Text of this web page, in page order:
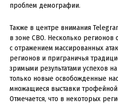
проблем демографии.
Также в центре внимания
в зоне СВО. Несколько регионов
с отражением массированных
регионов и приграничья
зримыми результатами успехов
только новые освобожденные
множащиеся выставки
Отмечается, что в некоторых